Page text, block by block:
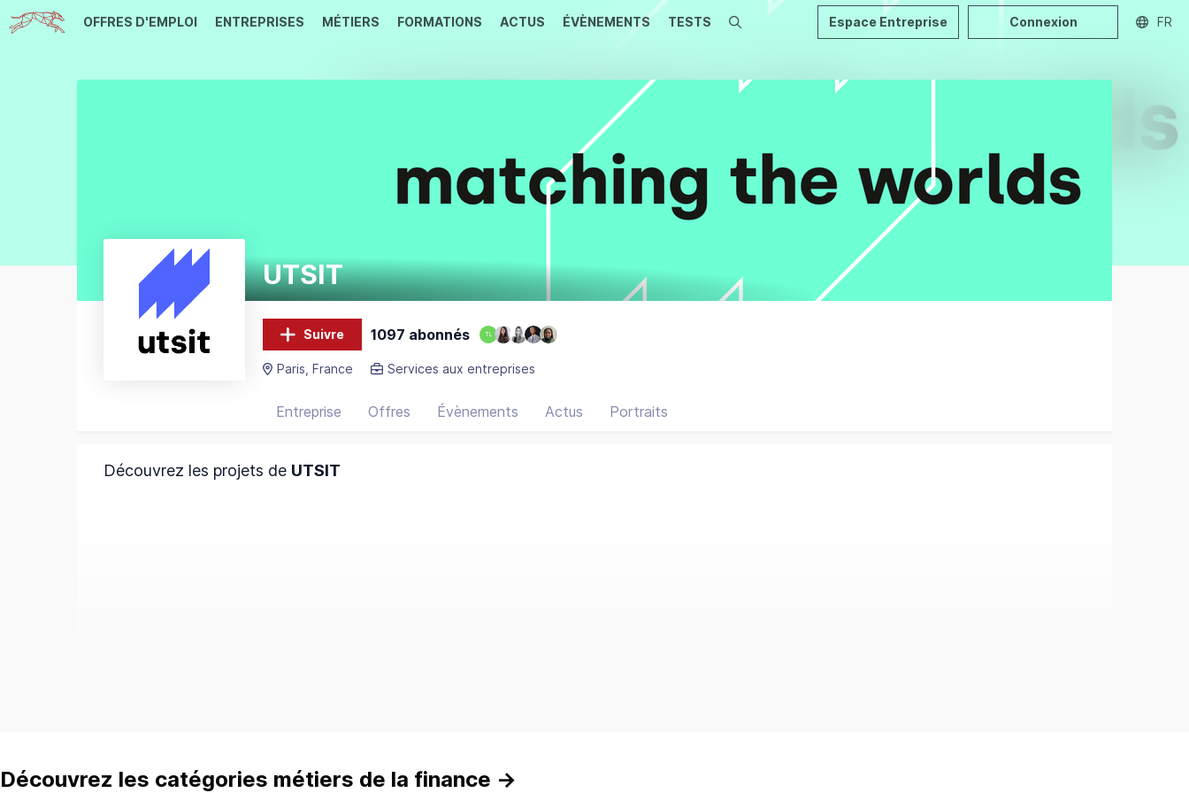
OFFRES D'EMPLOI ENTREPRISES MÉTIERS FORMATIONS ACTUS ÉVÈNEMENTS TESTS Recherche Espace Entreprise Connexion FR
UTSIT
Suivre 1097 abonnés TL
Paris, France Services aux entreprises
Entreprise Offres Évènements Actus Portraits
Découvrez les projets de UTSIT
Découvrez les catégories métiers de la finance →